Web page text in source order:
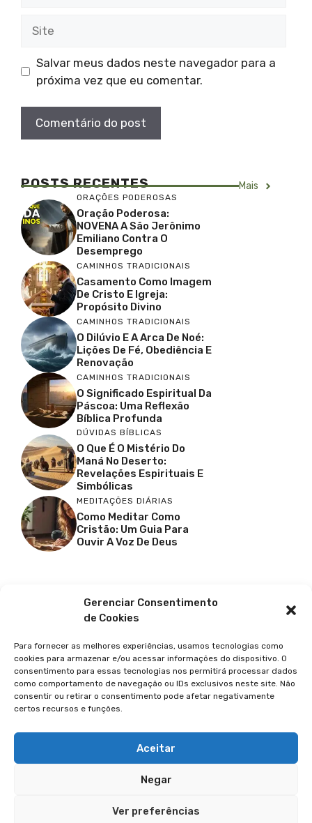
Gerenciar Consentimento
de Cookies
Para fornecer as melhores experiências, usamos tecnologias como
cookies para armazenar e/ou acessar informações do dispositivo. O
consentimento para essas tecnologias nos permitirá processar dados
como comportamento de navegação ou IDs exclusivos neste site. Não
consentir ou retirar o consentimento pode afetar negativamente
certos recursos e funções.
Aceitar
Negar
Ver preferências
Salvar meus dados neste navegador para a
próxima vez que eu comentar.
POSTS RECENTES Mais
ORAÇÕES PODEROSAS
Oração Poderosa:
NOVENA A São Jerônimo
Emiliano Contra O
Desemprego
CAMINHOS TRADICIONAIS
Casamento Como Imagem
De Cristo E Igreja:
Propósito Divino
CAMINHOS TRADICIONAIS
O Dilúvio E A Arca De Noé:
Lições De Fé, Obediência E
Renovação
CAMINHOS TRADICIONAIS
O Significado Espiritual Da
Páscoa: Uma Reflexão
Bíblica Profunda
DÚVIDAS BÍBLICAS
O Que É O Mistério Do
Maná No Deserto:
Revelações Espirituais E
Simbólicas
MEDITAÇÕES DIÁRIAS
Como Meditar Como
Cristão: Um Guia Para
Ouvir A Voz De Deus
Facebook
Youtube
Pinterest
TRANSPARÊNCIA